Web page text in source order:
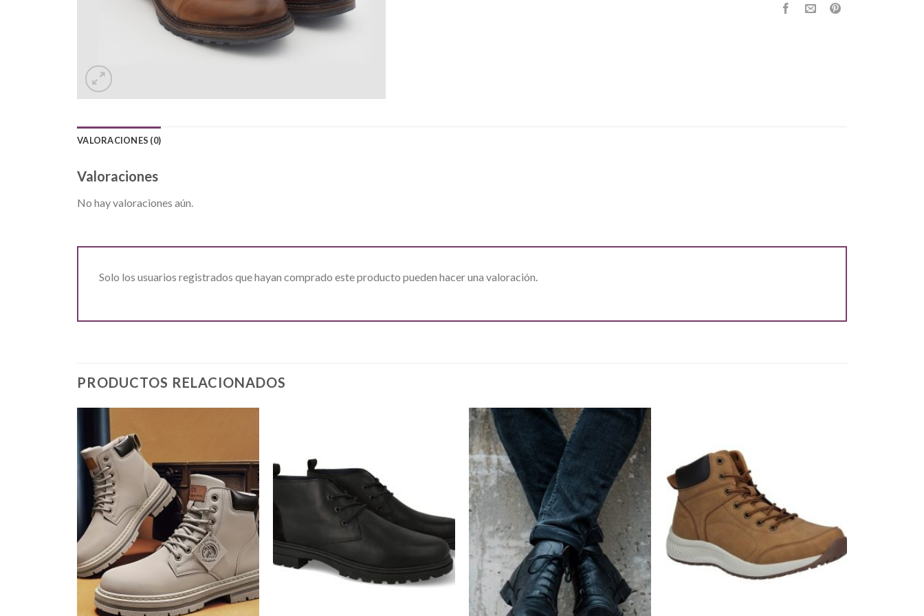
VALORACIONES (0)
Valoraciones
No hay valoraciones aún.
Solo los usuarios registrados que hayan comprado este producto pueden hacer una valoración.
PRODUCTOS RELACIONADOS